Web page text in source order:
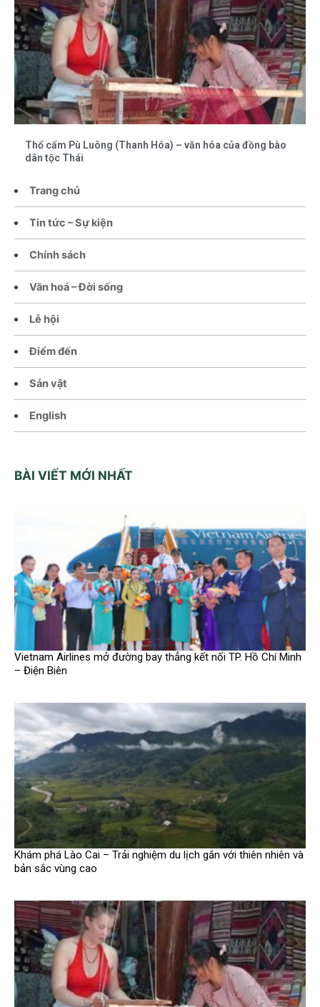
Trang chủ
Tin tức – Sự kiện
Chính sách
Văn hoá – Đời sống
Lễ hội
Điểm đến
Sản vật
English
BÀI VIẾT MỚI NHẤT
Vietnam Airlines mở đường bay thẳng kết nối TP. Hồ Chí Minh
– Điện Biên
Khám phá Lào Cai – Trải nghiệm du lịch gắn với thiên nhiên và
bản sắc vùng cao
Thổ cẩm Pù Luông (Thanh Hóa) – văn hóa của đồng bào
dân tộc Thái